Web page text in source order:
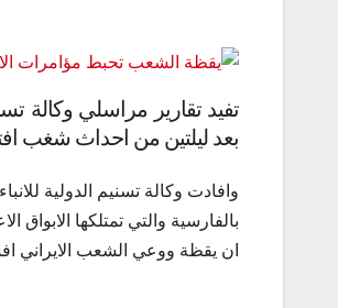
تفيد تقارير مراسلي وكالة
بعد ليلتين من احداث شغب
وافادت وكالة تسنيم الدولية
ان يقظة ووعي الشعب الايراني